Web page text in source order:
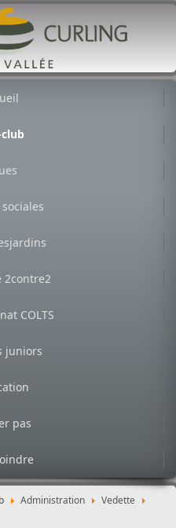
2contre2
COLTS
juniors
pas
Administration
Vedette